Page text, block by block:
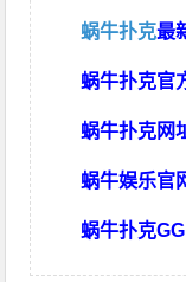
蜗牛扑克最
蜗牛扑克官
蜗牛扑克网
蜗牛娱乐官
蜗牛扑克